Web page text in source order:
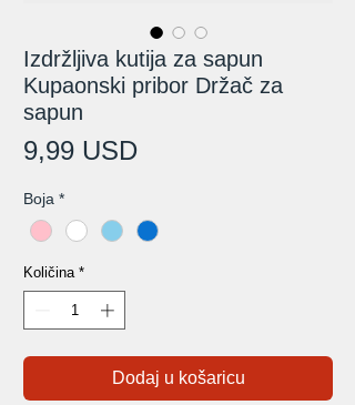
Izdržljiva kutija za sapun
Kupaonski pribor Držač za
sapun
9,99 USDCijena
Boja *
Količina *
Dodaj u košaricu